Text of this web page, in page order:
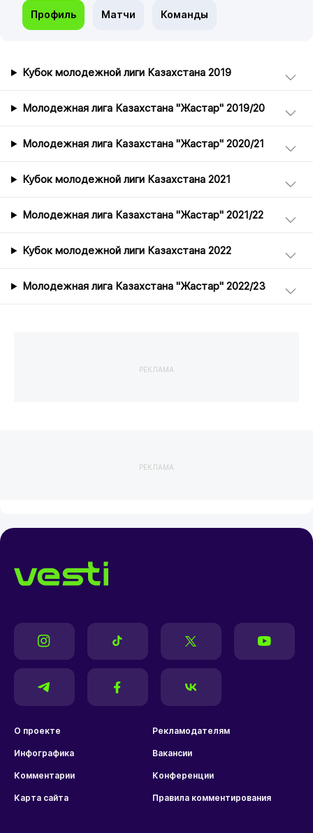
Профиль Матчи Команды
Кубок молодежной лиги Казахстана 2019
Молодежная лига Казахстана "Жастар" 2019/20
Молодежная лига Казахстана "Жастар" 2020/21
Кубок молодежной лиги Казахстана 2021
Молодежная лига Казахстана "Жастар" 2021/22
Кубок молодежной лиги Казахстана 2022
Молодежная лига Казахстана "Жастар" 2022/23
РЕКЛАМА
РЕКЛАМА
О проекте Рекламодателям
Инфографика Вакансии
Комментарии Конференции
Карта сайта Правила комментирования